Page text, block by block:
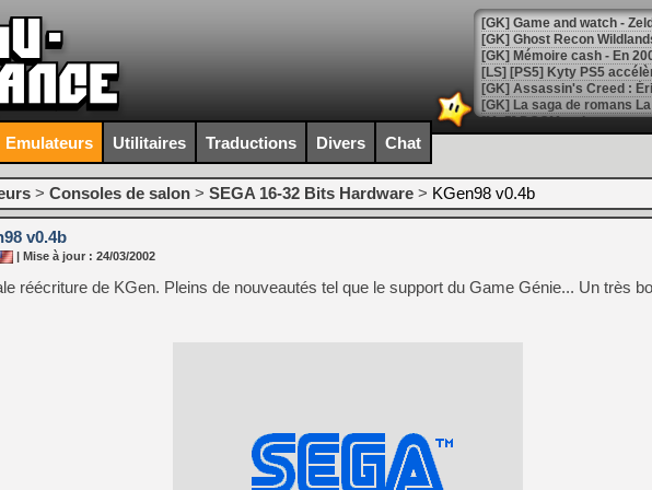
[Mo5] DOOM arrive en
[GK] Bethesda fête les 30
[GK] Roblox : l'action en
[GK] Agenda - GeForce
[LS] [PS5] ps5-y2jb-
[GK] Pourquoi Marvel
[GK] Test : Restory : Chill
[GK] GTA 6 : Rockstar
[GK] Hot Wheels Infinite
[GK] Mémoire cash -
[GK] Résultats Nintendo :
[GK] Déjà des
[Mo5] Brickboy cherche à
[GK] Minecraft et ses «
Emulateurs Utilitaires Traductions Divers Chat
> Consoles de salon > SEGA 16-32 Bits Hardware > KGen98 v0.4b
v0.4b
| Mise à jour : 24/03/2002
réécriture de KGen. Pleins de nouveautés tel que le support du Game Génie... Un très